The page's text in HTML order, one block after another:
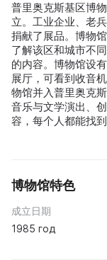
普里奥克斯基区博
立。工业企业、老
捐献了展品。博物
了解该区和城市不
的内容。博物馆设
展厅，可看到收音
物馆并入普里奥克
音乐与文学演出、
容，每个人都能找
博物馆特色
成立日期
1985 год